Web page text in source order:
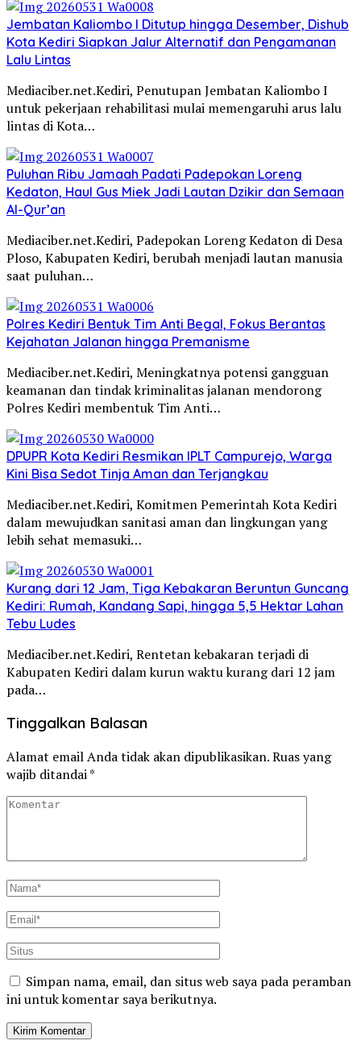
Jembatan Kaliombo I Ditutup hingga Desember, Dishub
Kota Kediri Siapkan Jalur Alternatif dan Pengamanan
Lalu Lintas
Mediaciber.net.Kediri, Penutupan Jembatan Kaliombo I
untuk pekerjaan rehabilitasi mulai memengaruhi arus lalu
lintas di Kota…
Puluhan Ribu Jamaah Padati Padepokan Loreng
Kedaton, Haul Gus Miek Jadi Lautan Dzikir dan Semaan
Al-Qur’an
Mediaciber.net.Kediri, Padepokan Loreng Kedaton di Desa
Ploso, Kabupaten Kediri, berubah menjadi lautan manusia
saat puluhan…
Polres Kediri Bentuk Tim Anti Begal, Fokus Berantas
Kejahatan Jalanan hingga Premanisme
Mediaciber.net.Kediri, Meningkatnya potensi gangguan
keamanan dan tindak kriminalitas jalanan mendorong
Polres Kediri membentuk Tim Anti…
DPUPR Kota Kediri Resmikan IPLT Campurejo, Warga
Kini Bisa Sedot Tinja Aman dan Terjangkau
Mediaciber.net.Kediri, Komitmen Pemerintah Kota Kediri
dalam mewujudkan sanitasi aman dan lingkungan yang
lebih sehat memasuki…
Kurang dari 12 Jam, Tiga Kebakaran Beruntun Guncang
Kediri: Rumah, Kandang Sapi, hingga 5,5 Hektar Lahan
Tebu Ludes
Mediaciber.net.Kediri, Rentetan kebakaran terjadi di
Kabupaten Kediri dalam kurun waktu kurang dari 12 jam
pada…
Tinggalkan Balasan
Alamat email Anda tidak akan dipublikasikan.Ruas yang
wajib ditandai*
Simpan nama, email, dan situs web saya pada peramban
ini untuk komentar saya berikutnya.